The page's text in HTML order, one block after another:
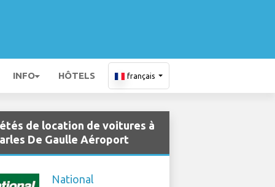
INFO HÔTELS français
de location de voitures à
De Gaulle Aéroport
National